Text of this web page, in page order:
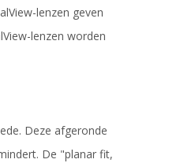
lenzen geven
lenzen worden
Deze afgeronde
De "planar fit,